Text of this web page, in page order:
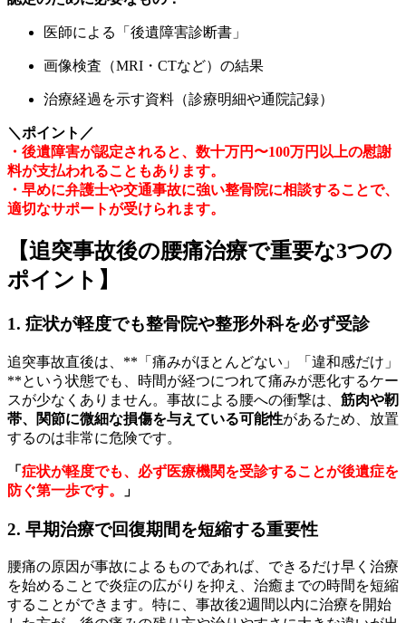
医師による「後遺障害診断書」
画像検査（MRI・CTなど）の結果
治療経過を示す資料（診療明細や通院記録）
＼ポイント／
・後遺障害が認定されると、数十万円〜100万円以上の慰謝
料が支払われることもあります。
・早めに弁護士や交通事故に強い整骨院に相談することで、
適切なサポートが受けられます。
【追突事故後の腰痛治療で重要な3つの
ポイント】
1. 症状が軽度でも整骨院や整形外科を必ず受診
追突事故直後は、**「痛みがほとんどない」「違和感だけ」
**という状態でも、時間が経つにつれて痛みが悪化するケー
スが少なくありません。事故による腰への衝撃は、 筋肉や靭
帯、関節に微細な損傷を与えている可能性があるため、放置
するのは非常に危険です。
「 症状が軽度でも、必ず医療機関を受診することが後遺症を
防ぐ第一歩です。
」
2. 早期治療で回復期間を短縮する重要性
腰痛の原因が事故によるものであれば、できるだけ早く治療
を始めることで炎症の広がりを抑え、治癒までの時間を短縮
することができます。特に、事故後2週間以内に治療を開始